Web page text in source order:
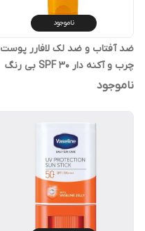
ناموجود
ضد آفتاب و ضد لک لافارر پوست
چرب و آکنه دار SPF 30 بی رنگ
ناموجود